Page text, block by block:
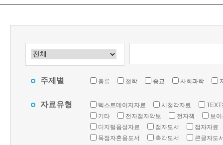
주제별 총류 철학 종교 사회과학
자료유형 텍스트데이지자료 시청각자료
TEXT
기타
전자점자악보 전자책
보
디지털음성자료
점자도서
점자자료
묵점자혼용도서
촉각도서
큰글자도